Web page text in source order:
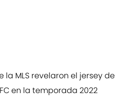
la MLS revelaron el jersey de
en la temporada 2022